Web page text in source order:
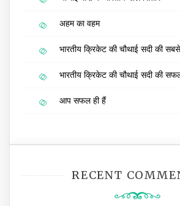
अहम का वहम
भारतीय क्रिकेट की चौथाई सदी की
भारतीय क्रिकेट की चौथाई सदी की
आप सफल ही हैं
RECENT